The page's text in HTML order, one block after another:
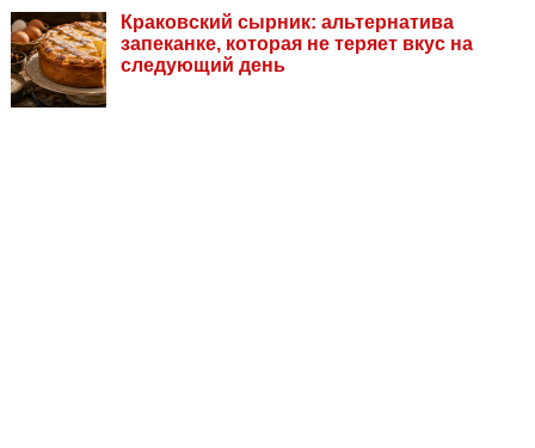
Краковский сырник: альтернатива
запеканке, которая не теряет вкус на
следующий день